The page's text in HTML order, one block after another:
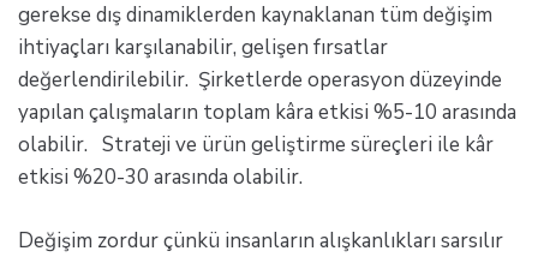
gerekse dış dinamiklerden kaynaklanan tüm değişim
ihtiyaçları karşılanabilir, gelişen fırsatlar
değerlendirilebilir. Şirketlerde operasyon düzeyinde
yapılan çalışmaların toplam kâra etkisi %5-10 arasında
olabilir. Strateji ve ürün geliştirme süreçleri ile kâr
etkisi %20-30 arasında olabilir.
Değişim zordur çünkü insanların alışkanlıkları sarsılır